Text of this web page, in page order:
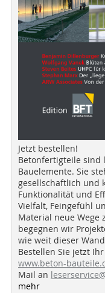
Jetzt bestellen!
Betonfertigteile sind
Bauelemente. Sie
gesellschaftlich und
Funktionalität und
Vielfalt, Feingefühl
Material neue Wege
begegnen wir
wie weit dieser
Bestellen Sie jetzt
www.beton-
Mail an
mehr